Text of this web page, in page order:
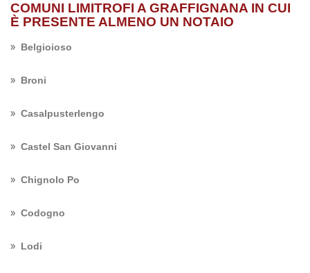
COMUNI LIMITROFI A GRAFFIGNANA IN CUI
È PRESENTE ALMENO UN NOTAIO
Belgioioso
Broni
Casalpusterlengo
Castel San Giovanni
Chignolo Po
Codogno
Lodi